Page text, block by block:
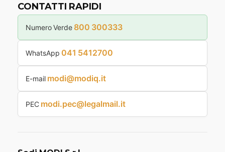
CONTATTI RAPIDI
Numero Verde 800 300333
WhatsApp 041 5412700
E-mail modi@modiq.it
PEC modi.pec@legalmail.it